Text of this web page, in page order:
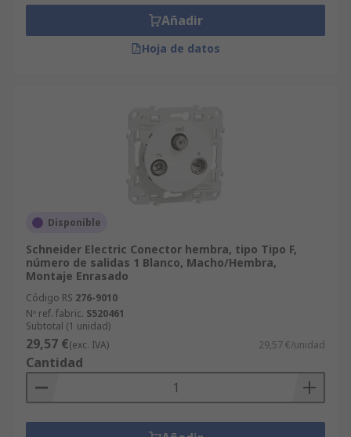
Añadir
Hoja de datos
Disponible
Schneider Electric Conector hembra, tipo Tipo F,
número de salidas 1 Blanco, Macho/Hembra,
Montaje Enrasado
Código RS 276-9010
Nº ref. fabric. S520461
Subtotal (1 unidad)
29,57 €(exc. IVA) 29,57 €/unidad
Cantidad